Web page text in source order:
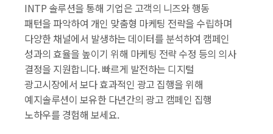
INTP 솔루션을 통해 기업은 고객의 니즈와 행동
패턴을 파악하여 개인 맞춤형 마케팅 전략을 수립하며
다양한 채널에서 발생하는 데이터를 분석하여 캠페인
성과의 효율을 높이기 위해 마케팅 전략 수정 등의 의사
결정을 지원합니다. 빠르게 발전하는 디지털
광고시장에서 보다 효과적인 광고 집행을 위해
예지솔루션이 보유한 다년간의 광고 캠페인 집행
노하우를 경험해 보세요.